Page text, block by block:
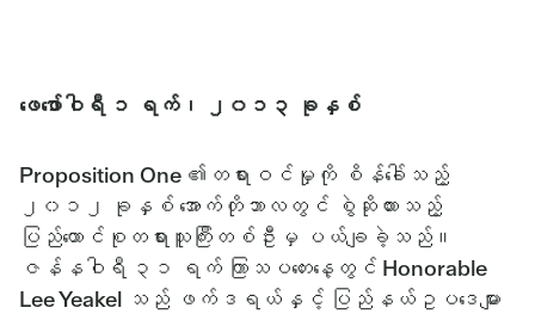
ဖေဖော်ဝါရီ ၁ ရက်၊ ၂၀၁၃ ခုနှစ်
Proposition One ၏တရားဝင်မှုကို စိန်ခေါ်သည့်
၂၀၁၂ ခုနှစ် အောက်တိုဘာလတွင် စွဲဆိုထားသည့်
ပြည်ထောင်စုတရားသူကြီးတစ်ဦးမှ ပယ်ချခဲ့သည်။
ဇန်နဝါရီ ၃၁ ရက် ကြာသပတေးနေ့တွင် Honorable
Lee Yeakel သည် ဖက်ဒရယ်နှင့် ပြည်နယ်ဥပဒေများ